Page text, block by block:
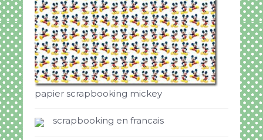
papier scrapbooking mickey
scrapbooking en francais